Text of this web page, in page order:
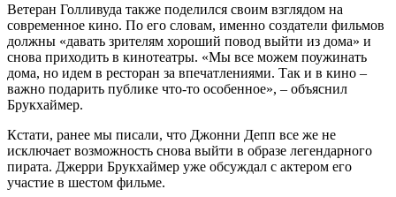
Ветеран Голливуда также поделился своим взглядом на
современное кино. По его словам, именно создатели фильмов
должны «давать зрителям хороший повод выйти из дома» и
снова приходить в кинотеатры. «Мы все можем поужинать
дома, но идем в ресторан за впечатлениями. Так и в кино –
важно подарить публике что-то особенное», – объяснил
Брукхаймер.
Кстати, ранее мы писали, что Джонни Депп все же не
исключает возможность снова выйти в образе легендарного
пирата. Джерри Брукхаймер уже обсуждал с актером его
участие в шестом фильме.